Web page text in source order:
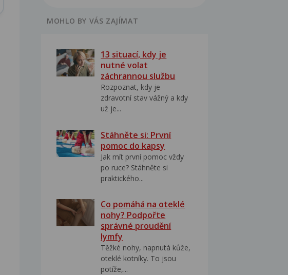
MOHLO BY VÁS ZAJÍMAT
13 situací, kdy je
nutné volat
záchrannou službu
Rozpoznat, kdy je
zdravotní stav vážný a kdy
už je...
Stáhněte si: První
pomoc do kapsy
Jak mít první pomoc vždy
po ruce? Stáhněte si
praktického...
Co pomáhá na oteklé
nohy? Podpořte
správné proudění
lymfy
Těžké nohy, napnutá kůže,
oteklé kotníky. To jsou
potíže,...